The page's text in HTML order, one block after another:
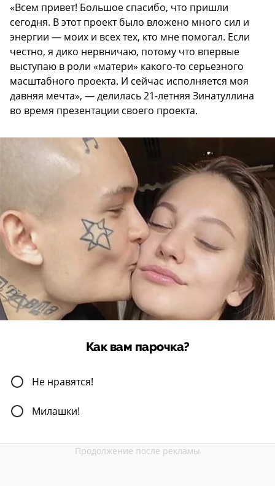
«Всем привет! Большое спасибо, что пришли
сегодня. В этот проект было вложено много сил и
энергии — моих и всех тех, кто мне помогал. Если
честно, я дико нервничаю, потому что впервые
выступаю в роли «матери» какого-то серьезного
масштабного проекта. И сейчас исполняется моя
давняя мечта», — делилась 21-летняя Зинатуллина
во время презентации своего проекта.
Как вам парочка?
Не нравятся!
Милашки!